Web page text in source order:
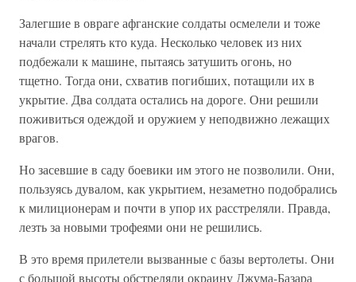
Залегшие в овраге афганские солдаты осмелели и тоже
начали стрелять кто куда. Несколько человек из них
подбежали к машине, пытаясь затушить огонь, но
тщетно. Тогда они, схватив погибших, потащили их в
укрытие. Два солдата остались на дороге. Они решили
поживиться одеждой и оружием у неподвижно лежащих
врагов.
Но засевшие в саду боевики им этого не позволили. Они,
пользуясь дувалом, как укрытием, незаметно подобрались
к милиционерам и почти в упор их расстреляли. Правда,
лезть за новыми трофеями они не решились.
В это время прилетели вызванные с базы вертолеты. Они
с большой высоты обстреляли окраину Джума-Базара